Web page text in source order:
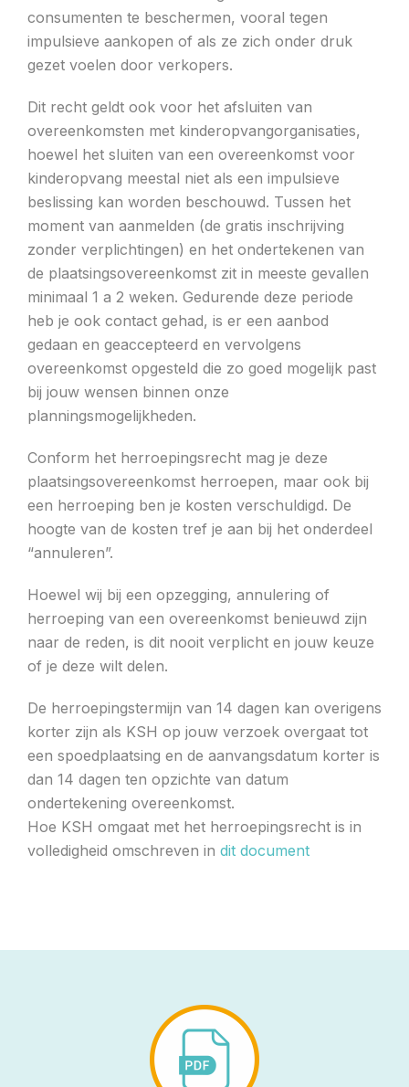
consumenten te beschermen, vooral tegen
impulsieve aankopen of als ze zich onder druk
gezet voelen door verkopers.
Dit recht geldt ook voor het afsluiten van
overeenkomsten met kinderopvangorganisaties,
hoewel het sluiten van een overeenkomst voor
kinderopvang meestal niet als een impulsieve
beslissing kan worden beschouwd. Tussen het
moment van aanmelden (de gratis inschrijving
zonder verplichtingen) en het ondertekenen van
de plaatsingsovereenkomst zit in meeste gevallen
minimaal 1 a 2 weken. Gedurende deze periode
heb je ook contact gehad, is er een aanbod
gedaan en geaccepteerd en vervolgens
overeenkomst opgesteld die zo goed mogelijk past
bij jouw wensen binnen onze
planningsmogelijkheden.
Conform het herroepingsrecht mag je deze
plaatsingsovereenkomst herroepen, maar ook bij
een herroeping ben je kosten verschuldigd. De
hoogte van de kosten tref je aan bij het onderdeel
“annuleren”.
Hoewel wij bij een opzegging, annulering of
herroeping van een overeenkomst benieuwd zijn
naar de reden, is dit nooit verplicht en jouw keuze
of je deze wilt delen.
De herroepingstermijn van 14 dagen kan overigens
korter zijn als KSH op jouw verzoek overgaat tot
een spoedplaatsing en de aanvangsdatum korter is
dan 14 dagen ten opzichte van datum
ondertekening overeenkomst.
Hoe KSH omgaat met het herroepingsrecht is in
volledigheid omschreven in dit document